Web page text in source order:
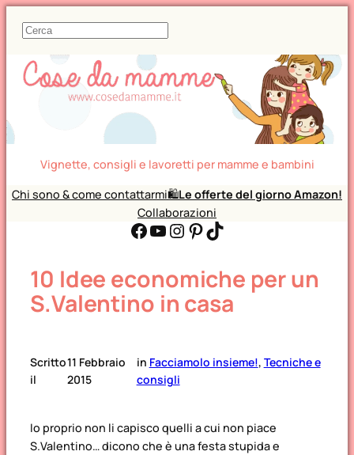
C
r
c
Vignette, consigli e lavoretti per mamme e bambini
Chi sono & come contattarmi🛍️Le offerte del giorno Amazon!
Collaborazioni
Facebook YouTube Instagram Pinterest TikTok
10 Idee economiche per un
S.Valentino in casa
Scritto
il
11 Febbraio
2015
in Facciamolo insieme!, Tecniche e
consigli
Io proprio non li capisco quelli a cui non piace
S.Valentino… dicono che è una festa stupida e